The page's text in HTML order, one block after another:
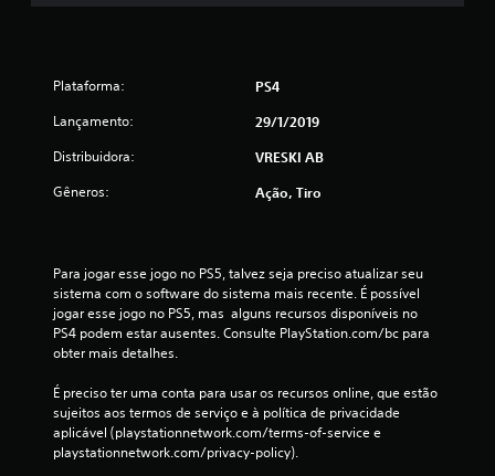
c
l
a
s
Plataforma: PS4
Lançamento: 29/1/2019
Distribuidora: VRESKI AB
Gêneros: Ação, Tiro
Para jogar esse jogo no PS5, talvez seja preciso atualizar seu
sistema com o software do sistema mais recente. É possível
jogar esse jogo no PS5, mas  alguns recursos disponíveis no
PS4 podem estar ausentes. Consulte PlayStation.com/bc para
obter mais detalhes.
É preciso ter uma conta para usar os recursos online, que estão
sujeitos aos termos de serviço e à política de privacidade
aplicável (playstationnetwork.com/terms-of-service e
playstationnetwork.com/privacy-policy).